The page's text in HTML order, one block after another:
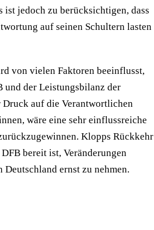
ist jedoch zu berücksichtigen, dass
auf seinen Schultern lasten
von vielen Faktoren beeinflusst,
und der Leistungsbilanz der
auf die Verantwortlichen
wäre eine sehr einflussreiche
Klopps Rückkehr
bereit ist, Veränderungen
ernst zu nehmen.